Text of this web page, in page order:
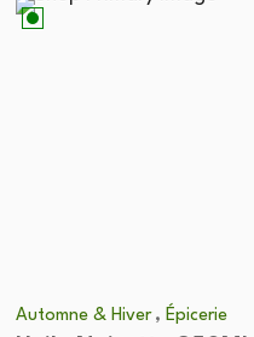
Automne & Hiver , Épicerie